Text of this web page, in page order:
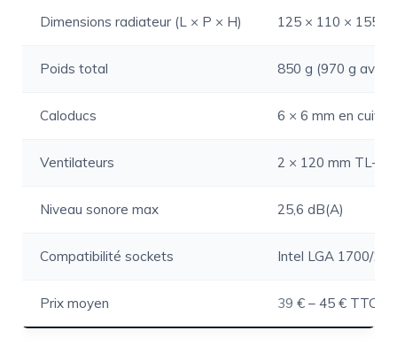
Dimensions radiateur (L × P × H) 125 × 110 × 155
Poids total 850 g (970 g avec
Caloducs 6 × 6 mm en cuivre
Ventilateurs 2 × 120 mm TL-
Niveau sonore max 25,6 dB(A)
Compatibilité sockets Intel LGA 1700/
Prix moyen 39 € – 45 € TTC